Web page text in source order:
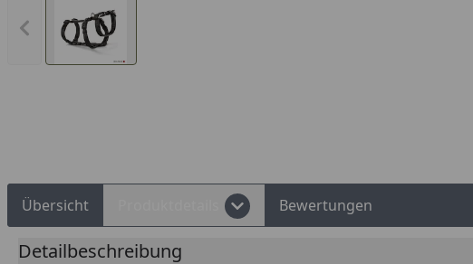
Vorheriges Bild anzeigen
Übersicht Bewertungen
Detailbeschreibung